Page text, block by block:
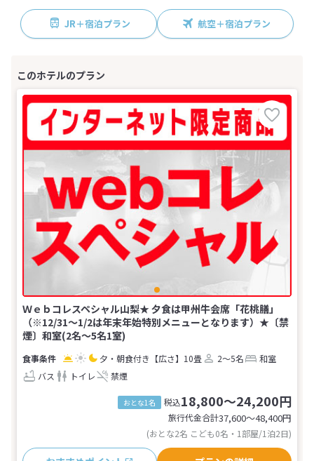
JR＋宿泊プラン 航空＋宿泊プラン
Ｗｅｂコレスペシャル山梨★ 夕食は甲州牛会席「花桃膳」
（※12/31～1/2は年末年始特別メニューとなります）★〔禁
煙〕和室(2名～5名1室)
夕・朝食付き 【広さ】10畳 2～5名
和室
バス
トイレ 禁煙
おとな1名 税込18,800～24,200円
旅行代金合計37,600〜48,400円
(おとな2名 こども0名・1部屋/1泊2日)